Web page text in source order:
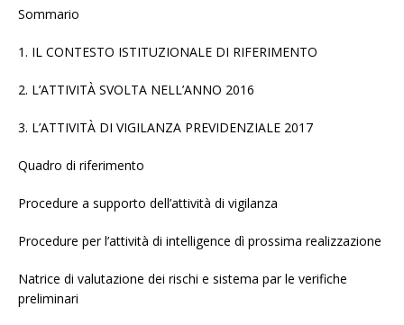
Sommario
1. IL CONTESTO ISTITUZIONALE DI RIFERIMENTO
2. L’ATTIVITÀ SVOLTA NELL’ANNO 2016
3. L’ATTIVITÀ DI VIGILANZA PREVIDENZIALE 2017
Quadro di riferimento
Procedure a supporto dell’attività di vigilanza
Procedure per l’attività di intelligence dì prossima realizzazione
Natrice di valutazione dei rischi e sistema par le verifiche
preliminari